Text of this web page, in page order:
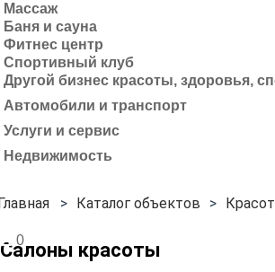
Массаж
Баня и сауна
Фитнес центр
Спортивный клуб
Другой бизнес красоты, здоровья,
Автомобили и транспорт
Услуги и сервис
Недвижимость
Каталог объектов
0
Салоны красоты